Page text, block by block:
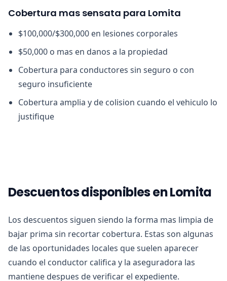
Cobertura mas sensata para Lomita
$100,000/$300,000 en lesiones corporales
$50,000 o mas en danos a la propiedad
Cobertura para conductores sin seguro o con
seguro insuficiente
Cobertura amplia y de colision cuando el vehiculo lo
justifique
Descuentos disponibles en Lomita
Los descuentos siguen siendo la forma mas limpia de
bajar prima sin recortar cobertura. Estas son algunas
de las oportunidades locales que suelen aparecer
cuando el conductor califica y la aseguradora las
mantiene despues de verificar el expediente.